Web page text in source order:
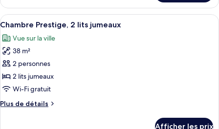
2
lits
jumeaux,
vue
sur
la
mer
Chambre
Prestige,
2
jumeaux,
vue
la
mer
Afficher
toutes
les
photos
pour
ce
type
chambre :
Une chambre d’hôtel moderne
6
Chambre Prestige, 2 lits jumeaux
Vue sur la ville
38 m²
2 personnes
2 lits jumeaux
Wi-Fi gratuit
Plus de détails
Plus
Afficher les prix